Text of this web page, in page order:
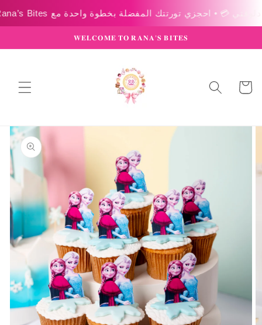
Skip to
content
𝐖𝐄𝐋𝐂𝐎𝐌𝐄 𝐓𝐎 𝐑𝐀𝐍𝐀’𝐒 𝐁𝐈𝐓𝐄𝐒
عربة
التسوق
Skip to
product
information